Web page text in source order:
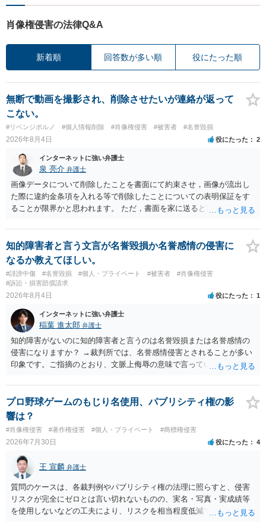
肖像権侵害の法律Q&A
新着順 回答数が多い順 役にたった順
無断で動画を撮影され、削除させたいが連絡が返って
こない。
#リベンジポルノ #個人情報削除 #肖像権侵害 #被害者 #名誉毀損
2026年8月4日 役にたった 2
インターネットに強い弁護士
泉 亮介 弁護士
画像データについて削除したことを書面にて約束させ，画像が流出し
た際に違約金条項を入れる等で削除したことについての表明保証をす
ることが限界かと思われます。 ただ，書面を家に送ると家族に不貞行
除等を求めることは避けたほうが良いかと思われます。
知的障害者と言う文言が名誉毀損か名誉感情の侵害に
なるか教えてほしい。
#誹謗中傷 #名誉毀損 #個人・プライベート #被害者
#肖像権侵害
#訴訟・損害賠償請求
2026年8月4日 役にたった 1
インターネットに強い弁護士
稲葉 進太郎 弁護士
知的障害がないのに知的障害者と言うのは名誉毀損または名誉感情の
侵害になりますか？ →裁判所では、名誉感情侵害とされることが多い
印象です。ご指摘のとおり、文脈上侮辱の意味で言っている点も加味
プロ野球ゲームのもじり名使用、パブリシティ権の影
響は？
#肖像権侵害 #著作権侵害 #個人・プライベート #商標権侵害
2026年7月30日 役にたった 4
王 宣麟 弁護士
質問のケースは、各裁判例やパブリシティ権の法理に照らすと、侵害
リスクが完全にゼロとは言い切れないものの、実名・写真・実成績等
を使用しないなどの工夫により、リスクを相当程度低減できる設計に